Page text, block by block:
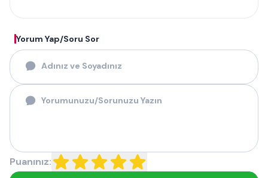
Yorum Yap/Soru Sor
Puanınız: